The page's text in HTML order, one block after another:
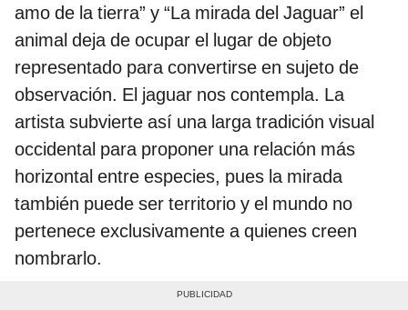
amo de la tierra” y “La mirada del Jaguar” el
animal deja de ocupar el lugar de objeto
representado para convertirse en sujeto de
observación. El jaguar nos contempla. La
artista subvierte así una larga tradición visual
occidental para proponer una relación más
horizontal entre especies, pues la mirada
también puede ser territorio y el mundo no
pertenece exclusivamente a quienes creen
nombrarlo.